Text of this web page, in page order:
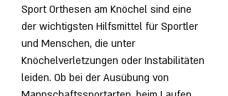
Sport Orthesen am Knöchel sind eine
der wichtigsten Hilfsmittel für Sportler
und Menschen, die unter
Knöchelverletzungen oder Instabilitäten
leiden. Ob bei der Ausübung von